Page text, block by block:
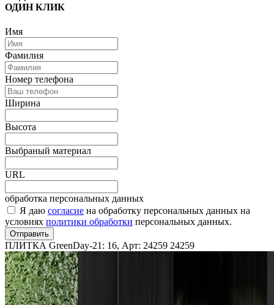
ОДИН КЛИК
Имя
Фамилия
Номер телефона
Ширина
Высота
Выбраный материал
URL
обработка персональных данных
Я даю согласие на обработку персональных данных на
условиях политики обработки персональных данных.
Отправить
ПЛИТКА GreenDay-21: 16, Арт: 24259 24259